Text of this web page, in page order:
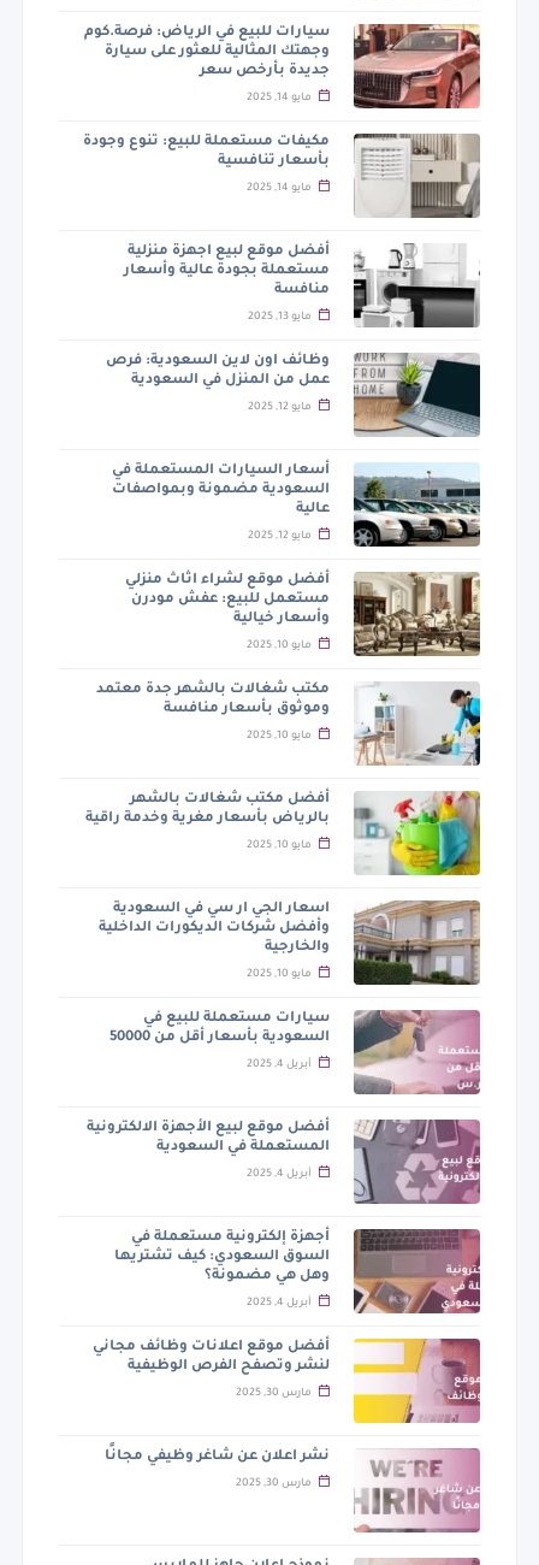
سيارات للبيع في الرياض: فرصة.كوم
وجهتك المثالية للعثور على سيارة
جديدة بأرخص سعر
مايو 14, 2025
مكيفات مستعملة للبيع: تنوع وجودة
بأسعار تنافسية
مايو 14, 2025
أفضل موقع لبيع اجهزة منزلية
مستعملة بجودة عالية وأسعار
منافسة
مايو 13, 2025
وظائف اون لاين السعودية: فرص
عمل من المنزل في السعودية
مايو 12, 2025
أسعار السيارات المستعملة في
السعودية مضمونة وبمواصفات
عالية
مايو 12, 2025
أفضل موقع لشراء اثاث منزلي
مستعمل للبيع: عفش مودرن
وأسعار خيالية
مايو 10, 2025
مكتب شغالات بالشهر جدة معتمد
وموثوق بأسعار منافسة
مايو 10, 2025
أفضل مكتب شغالات بالشهر
بالرياض بأسعار مغرية وخدمة راقية
مايو 10, 2025
اسعار الجي ار سي في السعودية
وأفضل شركات الديكورات الداخلية
والخارجية
مايو 10, 2025
سيارات مستعملة للبيع في
السعودية بأسعار أقل من 50000
أبريل 4, 2025
أفضل موقع لبيع الأجهزة الالكترونية
المستعملة في السعودية
أبريل 4, 2025
أجهزة إلكترونية مستعملة في
السوق السعودي: كيف تشتريها
وهل هي مضمونة؟
أبريل 4, 2025
أفضل موقع اعلانات وظائف مجاني
لنشر وتصفح الفرص الوظيفية
مارس 30, 2025
نشر اعلان عن شاغر وظيفي مجانًا
مارس 30, 2025